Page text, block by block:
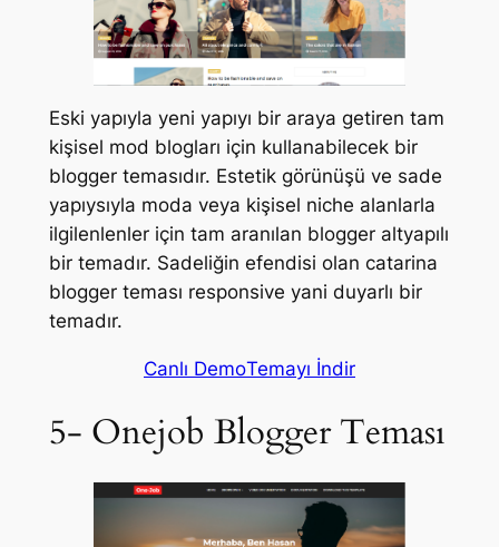
Eski yapıyla yeni yapıyı bir araya getiren tam
kişisel mod blogları için kullanabilecek bir
blogger temasıdır. Estetik görünüşü ve sade
yapıysıyla moda veya kişisel niche alanlarla
ilgilenlenler için tam aranılan blogger altyapılı
bir temadır. Sadeliğin efendisi olan catarina
blogger teması responsive yani duyarlı bir
temadır.
Canlı DemoTemayı İndir
5- Onejob Blogger Teması